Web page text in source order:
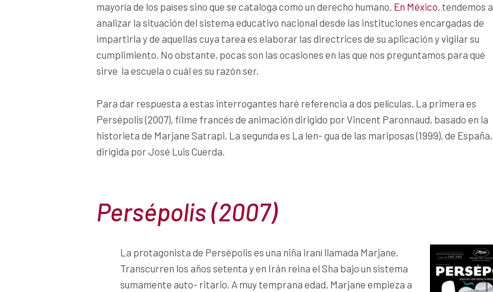
mayoría de los países sino que se cataloga como un derecho humano. En México, tendemos a
analizar la situación del sistema educativo nacional desde las instituciones encargadas de
impartirla y de aquellas cuya tarea es elaborar las directrices de su aplicación y vigilar su
cumplimiento. No obstante, pocas son las ocasiones en las que nos preguntamos para qué
sirve la escuela o cuál es su razón ser.
Para dar respuesta a estas interrogantes haré referencia a dos películas. La primera es
Persépolis (2007), filme francés de animación dirigido por Vincent Paronnaud, basado en la
historieta de Marjane Satrapi. La segunda es La len- gua de las mariposas (1999), de España,
dirigida por José Luis Cuerda.
Persépolis (2007)
La protagonista de Persépolis es una niña iraní llamada Marjane.
Transcurren los años setenta y en Irán reina el Sha bajo un sistema
sumamente auto- ritario. A muy temprana edad, Marjane empieza a